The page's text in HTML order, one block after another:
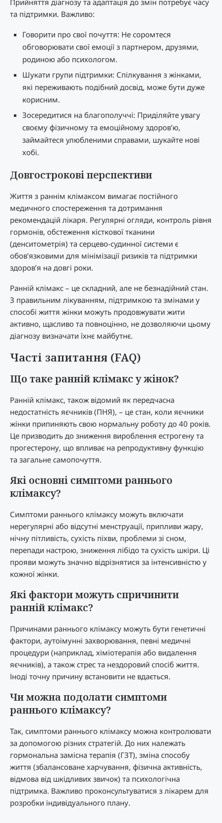
та підтримки. Важливо:
Говорити про свої почуття: Не соромтеся
обговорювати свої емоції з партнером, друзями,
родиною або психологом.
Шукати групи підтримки: Спілкування з жінками,
які переживають подібний досвід, може бути дуже
корисним.
Зосередитися на благополуччі: Приділяйте увагу
своєму фізичному та емоційному здоров’ю,
займайтеся улюбленими справами, шукайте нові
хобі.
Довгострокові перспективи
Життя з раннім клімаксом вимагає постійного
медичного спостереження та дотримання
рекомендацій лікаря. Регулярні огляди, контроль рівня
гормонів, обстеження кісткової тканини
(денситометрія) та серцево-судинної системи є
обов’язковими для мінімізації ризиків та підтримки
здоров’я на довгі роки.
Ранній клімакс – це складний, але не безнадійний стан.
З правильним лікуванням, підтримкою та змінами у
способі життя жінки можуть продовжувати жити
активно, щасливо та повноцінно, не дозволяючи цьому
діагнозу визначати їхнє майбутнє.
Часті запитання (FAQ)
Що таке ранній клімакс у жінок?
Ранній клімакс, також відомий як передчасна
недостатність яєчників (ПНЯ), – це стан, коли яєчники
жінки припиняють свою нормальну роботу до 40 років.
Це призводить до зниження вироблення естрогену та
прогестерону, що впливає на репродуктивну функцію
та загальне самопочуття.
Які основні симптоми раннього
клімаксу?
Симптоми раннього клімаксу можуть включати
нерегулярні або відсутні менструації, припливи жару,
нічну пітливість, сухість піхви, проблеми зі сном,
перепади настрою, зниження лібідо та сухість шкіри. Ці
прояви можуть значно відрізнятися за інтенсивністю у
кожної жінки.
Які фактори можуть спричинити
ранній клімакс?
Причинами раннього клімаксу можуть бути генетичні
фактори, аутоімунні захворювання, певні медичні
процедури (наприклад, хіміотерапія або видалення
яєчників), а також стрес та нездоровий спосіб життя.
Іноді точну причину встановити не вдається.
Чи можна подолати симптоми
раннього клімаксу?
Так, симптоми раннього клімаксу можна контролювати
за допомогою різних стратегій. До них належать
гормональна замісна терапія (ГЗТ), зміна способу
життя (збалансоване харчування, фізична активність,
відмова від шкідливих звичок) та психологічна
підтримка. Важливо проконсультуватися з лікарем для
розробки індивідуального плану.